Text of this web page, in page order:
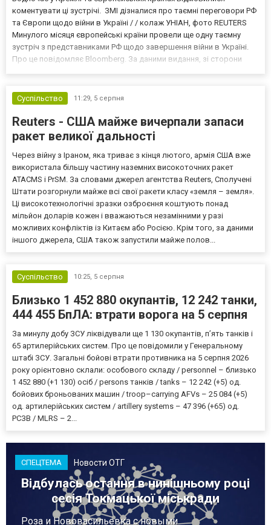
коментувати ці зустрічі. ЗМІ дізналися про таємні переговори РФ
та Європи щодо війни в Україні / / колаж УНІАН, фото REUTERS
Минулого місяця європейські країни провели ще одну таємну
зустріч з представниками РФ щодо завершення війни в Україні.
Про це повідомляє Bloomberg. За даними видання, зі сторони
Суспільство
11:29, 5 серпня
Reuters - США майже вичерпали запаси
ракет великої дальності
Через війну з Іраном, яка триває з кінця лютого, армія США вже
використала більшу частину наземних високоточних ракет
ATACMS і PrSM. За словами джерел агентства Reuters, Сполучені
Штати розгорнули майже всі свої ракети класу «земля – земля».
Ці високотехнологічні зразки озброєння коштують понад
мільйон доларів кожен і вважаються незамінними у разі
можливих конфліктів із Китаєм або Росією. Крім того, за даними
іншого джерела, США також запустили майже полов...
Суспільство 10:25, 5 серпня
Близько 1 452 880 окупантів, 12 242 танки,
444 455 БпЛА: втрати ворога на 5 серпня
За минулу добу ЗСУ ліквідували ще 1 130 окупантів, пʼять танків і
65 артилерійських систем. Про це повідомили у Генеральному
штабі ЗСУ. Загальні бойові втрати противника на 5 серпня 2026
року орієнтовно склали: особового складу / personnel – близько
1 452 880 (+1 130) осіб / persons танків / tanks – 12 242 (+5) од.
бойових броньованих машин / troop–carrying AFVs – 25 084 (+5)
од. артилерійських систем / artillery systems – 47 396 (+65) од.
РСЗВ / MLRS – 2...
СПЕЦТЕМА Новости ОТГ
Відбулась остання в нинішньому році
сесія Токмацької міськради
Роза и Нововасильевка с новыми